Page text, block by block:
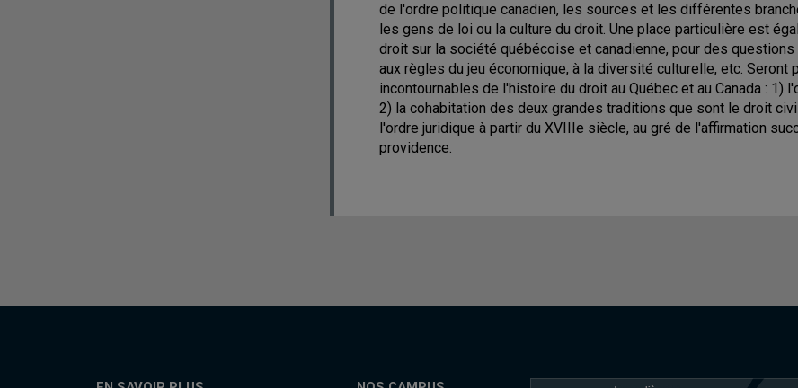
de l'ordre politique canadien, les sources et les différentes
les gens de loi ou la culture du droit. Une place particulière est
droit sur la société québécoise et canadienne, pour des
aux règles du jeu économique, à la diversité culturelle, etc.
incontournables de l'histoire du droit au Québec et au Canada :
2) la cohabitation des deux grandes traditions que sont le droit
l'ordre juridique à partir du XVIIIe siècle, au gré de l'affirmation
providence.